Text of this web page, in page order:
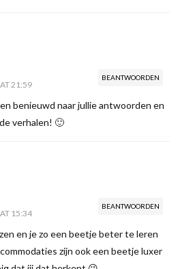
BEANTWOORDEN
21:59
benieuwd naar jullie antwoorden en
verhalen! 🙂
BEANTWOORDEN
15:34
en je zo een beetje beter te leren
zijn ook een beetje luxer